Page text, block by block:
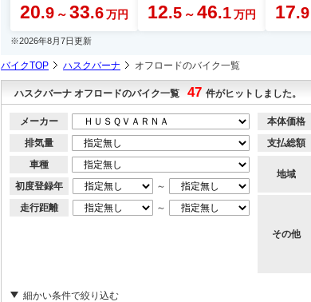
20.9 ～ 33.6万円 12.5 ～ 46.1万円 17.9
※2026年8月7日更新
バイクTOP ハスクバーナ オフロードのバイク一覧
ハスクバーナ オフロードのバイク一覧 47 件がヒットしました。
メーカー
排気量
車種
初度登録年
～
走行距離
～
本体価格
支払総額
地域
その他
細かい条件で絞り込む